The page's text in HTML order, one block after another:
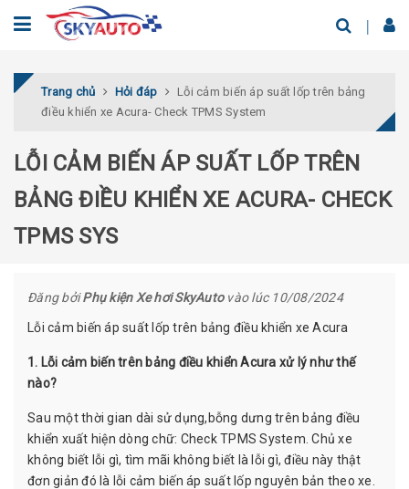
Trang chủ Hỏi đáp
Lỗi cảm biến áp suất lốp trên bảng
điều khiển xe Acura- Check TPMS System
LỖI CẢM BIẾN ÁP SUẤT LỐP TRÊN
BẢNG ĐIỀU KHIỂN XE ACURA- CHECK
TPMS SYS
Đăng bởiPhụ kiện Xe hơi SkyAutovào lúc 10/08/2024
Lỗi cảm biến áp suất lốp trên bảng điều khiển xe Acura
1. Lỗi cảm biến trên bảng điều khiển Acura xử lý như thế
nào?
Sau một thời gian dài sử dụng,bỗng dưng trên bảng điều
khiển xuất hiện dòng chữ: Check TPMS System. Chủ xe
không biết lỗi gì, tìm mãi không biết là lỗi gì, điều này thật
đơn giản đó là lỗi cảm biến áp suất lốp nguyên bản theo xe.